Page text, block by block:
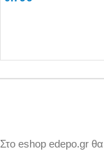
Στο eshop edepo.gr θα